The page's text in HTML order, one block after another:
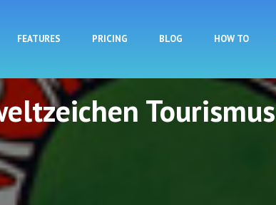
FEATURES PRICING BLOG HOW TO
Tourismus